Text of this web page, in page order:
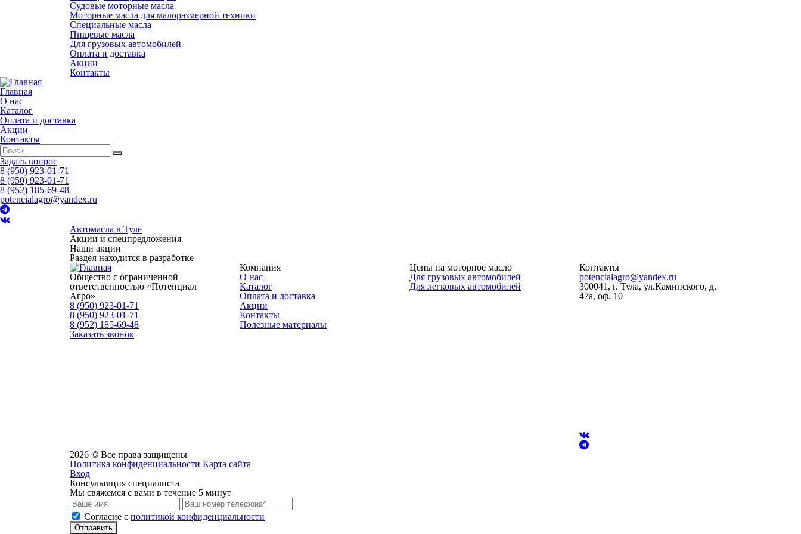
Судовые моторные масла
Моторные масла для малоразмерной техники
Специальные масла
Пищевые масла
Для грузовых автомобилей
Оплата и доставка
Акции
Контакты
Главная
О нас
Каталог
Оплата и доставка
Акции
Контакты
Задать вопрос
8 (950) 923-01-71
8 (950) 923-01-71
8 (952) 185-69-48
potencialagro@yandex.ru
Автомасла в Туле
Акции и спецпредложения
Наши акции
Раздел находится в разработке
Общество с ограниченной
ответственностью «Потенциал
Агро»
8 (950) 923-01-71
8 (950) 923-01-71
8 (952) 185-69-48
Заказать звонок
Компания
О нас
Каталог
Оплата и доставка
Акции
Контакты
Полезные материалы
Цены на моторное масло
Для грузовых автомобилей
Для легковых автомобилей
Контакты
potencialagro@yandex.ru
300041, г. Тула, ул.Каминского, д.
47а, оф. 10
2026 © Все права защищены
Политика конфиденциальности Карта сайта
Вход
Консультация специалиста
Мы свяжемся с вами в течение 5 минут
Cогласие с политикой конфиденциальности
Отправить